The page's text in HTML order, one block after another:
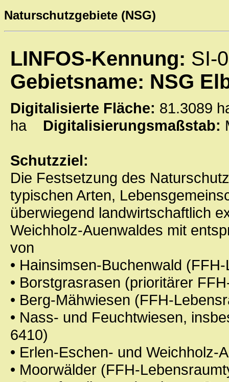
Naturschutzgebiete (NSG)
LINFOS-Kennung: SI-
Gebietsname: NSG
Digitalisierte Fläche:
ha Digitalisierungsmaßstab:
Schutzziel:
Die Festsetzung des
typischen Arten,
überwiegend landwirtschaftlich
Weichholz-Auenwaldes mit
von
• Hainsimsen-Buchenwald
• Borstgrasrasen (prioritärer
• Berg-Mähwiesen (FFH-
• Nass- und Feuchtwiesen,
6410)
• Erlen-Eschen- und
• Moorwälder (FFH-